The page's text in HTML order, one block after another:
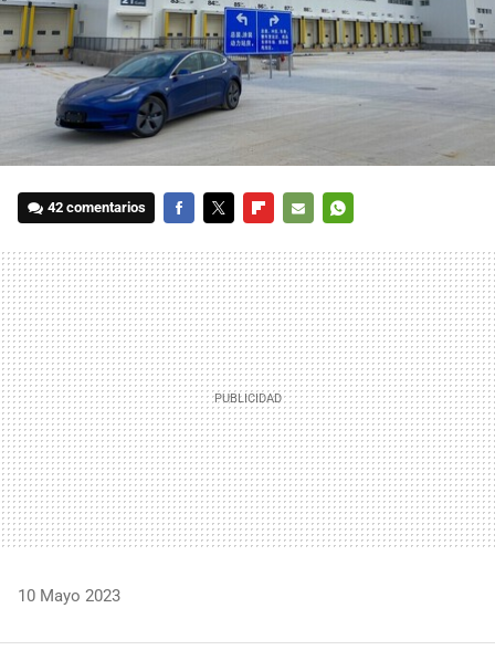
42 comentarios
MAIL
10 Mayo 2023